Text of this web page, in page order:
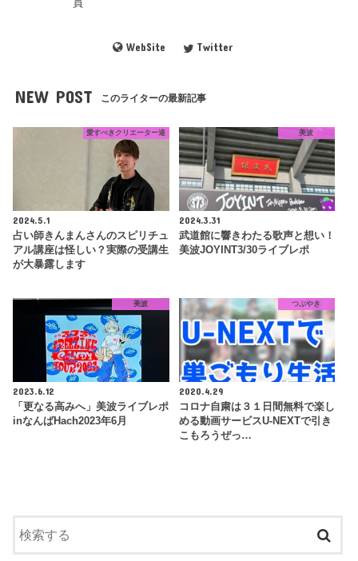
員
WebSite Twitter
NEW POST このライターの最新記事
愛すべきクリエーター達
2024.5.1
占い師きんまんさんのスピリチュ
アル講座は怪しい？実際の受講生
が大暴露します
美波
2024.3.31
武道館に響きわたる歌声と想い！
美波JOYINT3/30ライブレポ
美波
2023.6.12
「更なる高みへ」美波ライブレポ
inなんばHach2023年6月
つぶやき
2020.4.29
コロナ自粛は３１日間無料で楽し
める動画サービスU-NEXTで引き
こもろうぜっ…